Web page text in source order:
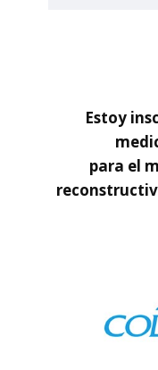
Estoy
para el